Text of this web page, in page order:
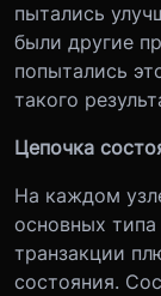
пытались
были другие
попытались
такого
Цепочка
На каждом
основных
транзакции
состояния.